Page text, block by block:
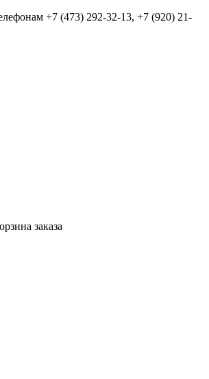
+7 (473) 292-32-13, +7 (920) 21-
заказа